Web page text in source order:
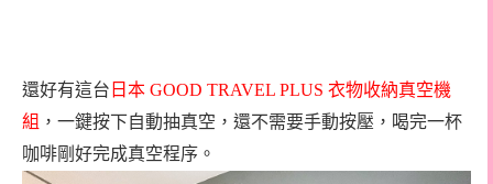
還好有這台 日本 GOOD TRAVEL PLUS 衣物收納真空機
組 ，一鍵按下自動抽真空，還不需要手動按壓，喝完一杯
咖啡剛好完成真空程序。